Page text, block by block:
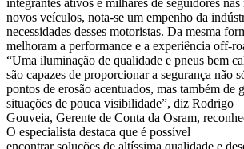
integrantes ativos e milhares de seguidores
novos veículos, nota-se um empenho da
necessidades desses motoristas. Da mesma
melhoram a performance e a experiência off-
“Uma iluminação de qualidade e pneus bem
são capazes de proporcionar a segurança não
pontos de erosão acentuados, mas também
situações de pouca visibilidade”, diz Rodrigo
Gouveia, Gerente de Conta da Osram,
O especialista destaca que é possível